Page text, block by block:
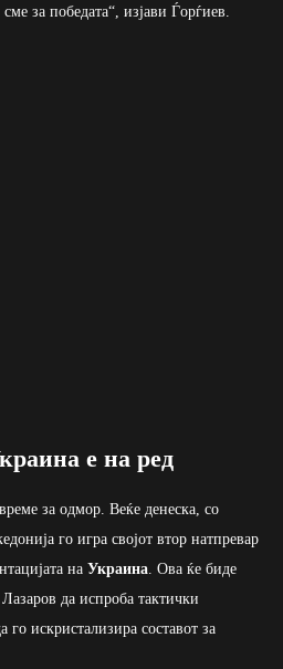
за победата“, изјави Ѓорѓиев.
е на ред
за одмор. Веќе денеска, со
го игра својот втор натпревар
на Украина. Ова ќе биде
да испроба тактички
искристализира составот за